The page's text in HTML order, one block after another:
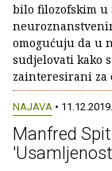
bilo filozofskim u
omogućuju da u
sudjelovati kako
zainteresirani za
NAJAVA • 11.12.2019.
Manfred